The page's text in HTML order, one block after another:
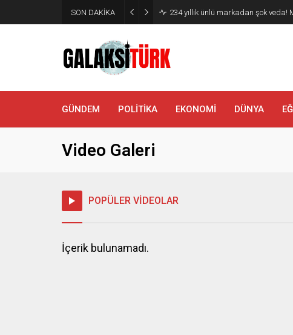
SON DAKİKA 234 yıllık ünlü markadan şok
GÜNDEM POLİTİKA EKONOMİ DÜNYA
Video Galeri
POPÜLER VİDEOLAR
İçerik bulunamadı.